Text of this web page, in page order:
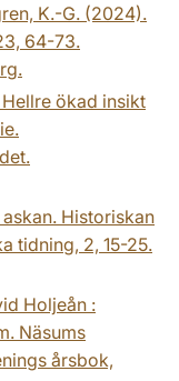
K.-G. (2024).
64-73.
ökad insikt
Historiskan
tidning, 2, 15-25.
Holjeån :
Näsums
årsbok,